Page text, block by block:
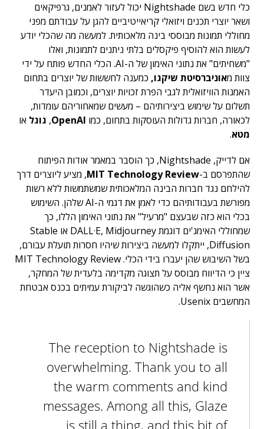
כלי חדש בשם Nightshade יכול לעזור לאמנים, גרפיקאים
ושאר יוצרי תכנים ויזואלי קריאייטיביים להגן על עבודתם מפני
מחוללי תמונות מבוססי בינה מלאכותית. למעשה מה שהכלי יודע
לעשות הוא להוסיף פיקסלים בלתי ניתנים לתמונות, ואלו
"משחיתים" את נתוני האימון של ה-AI. הכלי החדש פותח על ידי
צוות מאוניברסיטת שיקגו, כמענה לחששות של יוצרים בתחום
האמנות הוויזואלית לגבי הפרת זכויות יוצרים, וכמובן היעדר
תשלום על שימוש ביצירותיהם – מעשים שמאחוריהם עומדות,
לכאורה, חברות גדולות העוסקות בתחום, כמו OpenAI
, גוגל או
מטא.
אם לדייק, Nightshade, כך הוסבר במאמר אודות הפיתוח
שהתפרסם ב-MIT Technology Review, מציע ליוצרים דרך
להילחם נגד חברות הבינה המלאכותית שמשתמשות ללא רשות
מפורשת בעבודותיהם כדי לאמן את דגמי ה-AI שלהן. השימוש
בכלי הוא כזה שבעצם "מרעיל" את נתוני האימון הללו, כך
שמחוללי האימג'ים דוגמת DALL·E, Midjourney או Stable
Diffusion, ייתקלו למעשה ביצירות שיהיו חסרות תועלת עבורם,
בשל השיבוש שהן יעברו בידי הכלי. MIT Technology Review
ציין כי הדיווח מבוסס על תצוגה מקדימה בלעדית של המחקר,
אשר הוא נחשף אליה כשהוגשה לביקורת עמיתים בכנס אבטחת
המחשבים Usenix.
The reception to Nightshade is
overwhelming. Thank you to all
the warm comments and kind
messages. Among all this, Glaze
is still a thing, and this bit of